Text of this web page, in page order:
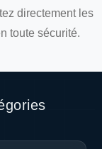
directement les
toute sécurité.